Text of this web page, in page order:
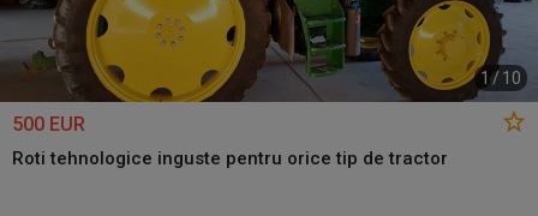
1 / 10
500 EUR
Roti tehnologice inguste pentru orice tip de tractor